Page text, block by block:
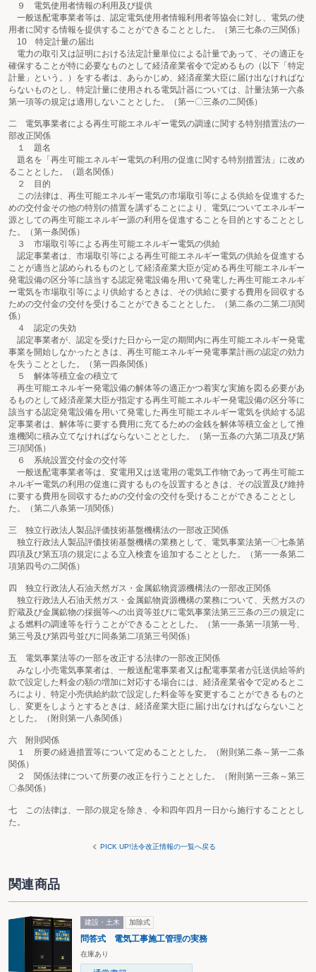
９ 電気使用者情報の利用及び提供
一般送配電事業者等は、認定電気使用者情報利用者等協会に対し、電気の使
用者に関する情報を提供することができることとした。（第三七条の三関係）
10 特定計量の届出
電力の取引又は証明における法定計量単位による計量であって、その適正を
確保することが特に必要なものとして経済産業省令で定めるもの（以下「特定
計量」という。）をする者は、あらかじめ、経済産業大臣に届け出なければな
らないものとし、特定計量に使用される電気計器については、計量法第一六条
第一項等の規定は適用しないこととした。（第一〇三条の二関係）
二 電気事業者による再生可能エネルギー電気の調達に関する特別措置法の一
部改正関係
１ 題名
題名を「再生可能エネルギー電気の利用の促進に関する特別措置法」に改め
ることとした。（題名関係）
２ 目的
この法律は、再生可能エネルギー電気の市場取引等による供給を促進するた
めの交付金その他の特別の措置を講ずることにより、電気についてエネルギー
源としての再生可能エネルギー源の利用を促進することを目的とすることとし
た。（第一条関係）
３ 市場取引等による再生可能エネルギー電気の供給
認定事業者は、市場取引等による再生可能エネルギー電気の供給を促進する
ことが適当と認められるものとして経済産業大臣が定める再生可能エネルギー
発電設備の区分等に該当する認定発電設備を用いて発電した再生可能エネルギ
ー電気を市場取引等により供給するときは、その供給に要する費用を回収する
ための交付金の交付を受けることができることとした。（第二条の二第二項関
係）
４ 認定の失効
認定事業者が、認定を受けた日から一定の期間内に再生可能エネルギー発電
事業を開始しなかったときは、再生可能エネルギー発電事業計画の認定の効力
を失うこととした。（第一四条関係）
５ 解体等積立金の積立て
再生可能エネルギー発電設備の解体等の適正かつ着実な実施を図る必要があ
るものとして経済産業大臣が指定する再生可能エネルギー発電設備の区分等に
該当する認定発電設備を用いて発電した再生可能エネルギー電気を供給する認
定事業者は、解体等に要する費用に充てるための金銭を解体等積立金として推
進機関に積み立てなければならないこととした。（第一五条の六第二項及び第
三項関係）
６ 系統設置交付金の交付等
一般送配電事業者等は、変電用又は送電用の電気工作物であって再生可能エ
ネルギー電気の利用の促進に資するものを設置するときは、その設置及び維持
に要する費用を回収するための交付金の交付を受けることができることとし
た。（第二八条第一項関係）
三 独立行政法人製品評価技術基盤機構法の一部改正関係
独立行政法人製品評価技術基盤機構の業務として、電気事業法第一〇七条第
四項及び第五項の規定による立入検査を追加することとした。（第一一条第二
項第四号の二関係）
四 独立行政法人石油天然ガス・金属鉱物資源機構法の一部改正関係
独立行政法人石油天然ガス・金属鉱物資源機構の業務について、天然ガスの
貯蔵及び金属鉱物の採掘等への出資等並びに電気事業法第三三条の三の規定に
よる燃料の調達等を行うことができることとした。（第一一条第一項第一号、
第三号及び第四号並びに同条第二項第三号関係）
五 電気事業法等の一部を改正する法律の一部改正関係
みなし小売電気事業者は、一般送配電事業者又は配電事業者が託送供給等約
款で設定した料金の額の増加に対応する場合には、経済産業省令で定めるとこ
ろにより、特定小売供給約款で設定した料金等を変更することができるものと
し、変更をしようとするときは、経済産業大臣に届け出なければならないこと
とした。（附則第一八条関係）
六 附則関係
１ 所要の経過措置等について定めることとした。（附則第二条～第一二条
関係）
２ 関係法律について所要の改正を行うこととした。（附則第一三条～第三
〇条関係）
七 この法律は、一部の規定を除き、令和四年四月一日から施行することとし
た。
PICK UP!法令改正情報の一覧へ戻る
関連商品
建設・土木 加除式
問答式 電気工事施工管理の実務
在庫あり